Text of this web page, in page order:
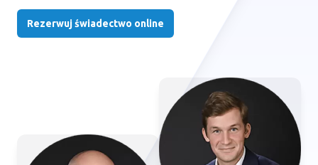
Rezerwuj świadectwo online